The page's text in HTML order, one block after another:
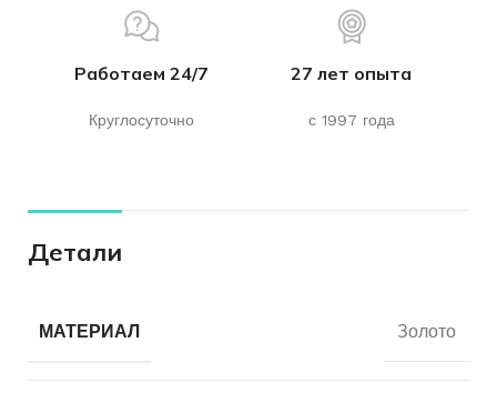
Работаем 24/7
Круглосуточно
27 лет опыта
с 1997 года
Детали
МАТЕРИАЛ Золото